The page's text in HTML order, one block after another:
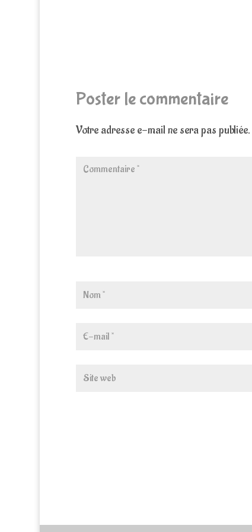
Poster le commentaire
Votre adresse e-mail ne sera pas publiée.